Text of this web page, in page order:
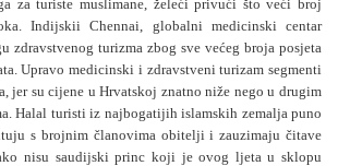
za turiste muslimane, želeći privući što veći broj
Indijskii Chennai, globalni medicinski centar
zdravstvenog turizma zbog sve većeg broja posjeta
Upravo medicinski i zdravstveni turizam segmenti
jer su cijene u Hrvatskoj znatno niže nego u drugim
Halal turisti iz najbogatijih islamskih zemalja puno
s brojnim članovima obitelji i zauzimaju čitave
nisu saudijski princ koji je ovog ljeta u sklopu